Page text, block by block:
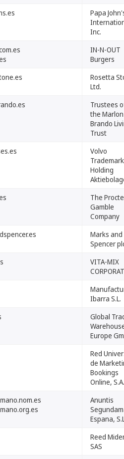
Papa
Inc.
IN-N-OUT
Burgers
Rosetta
Ltd.
Trustees
the Marlon
Brando
Trust
Volvo
Trademark
Holding
The
Gamble
Company
Marks and
Spencer
VITA-MIX
Ibarra S.L.
Global
Europe
Red
de
Bookings
Online, S.A.
Anuntis
Espana,
Reed
SAS